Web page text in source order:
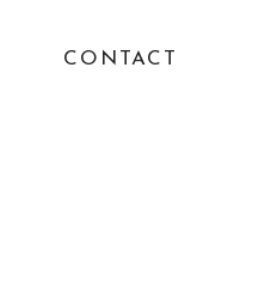
CONTACT